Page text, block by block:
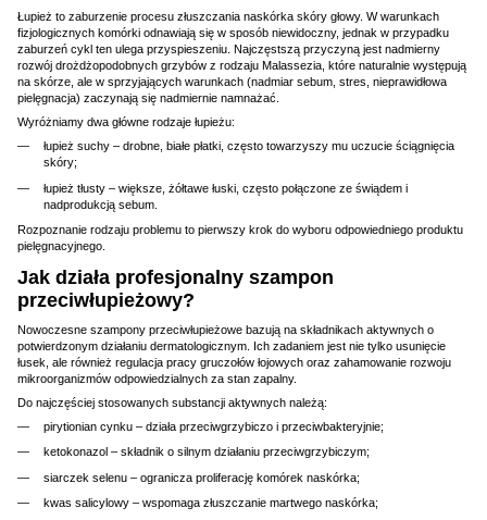
Łupież to zaburzenie procesu złuszczania naskórka skóry głowy. W warunkach
fizjologicznych komórki odnawiają się w sposób niewidoczny, jednak w przypadku
zaburzeń cykl ten ulega przyspieszeniu. Najczęstszą przyczyną jest nadmierny
rozwój drożdżopodobnych grzybów z rodzaju Malassezia, które naturalnie występują
na skórze, ale w sprzyjających warunkach (nadmiar sebum, stres, nieprawidłowa
pielęgnacja) zaczynają się nadmiernie namnażać.
Wyróżniamy dwa główne rodzaje łupieżu:
łupież suchy – drobne, białe płatki, często towarzyszy mu uczucie ściągnięcia
skóry;
łupież tłusty – większe, żółtawe łuski, często połączone ze świądem i
nadprodukcją sebum.
Rozpoznanie rodzaju problemu to pierwszy krok do wyboru odpowiedniego produktu
pielęgnacyjnego.
Jak działa profesjonalny szampon
przeciwłupieżowy?
Nowoczesne szampony przeciwłupieżowe bazują na składnikach aktywnych o
potwierdzonym działaniu dermatologicznym. Ich zadaniem jest nie tylko usunięcie
łusek, ale również regulacja pracy gruczołów łojowych oraz zahamowanie rozwoju
mikroorganizmów odpowiedzialnych za stan zapalny.
Do najczęściej stosowanych substancji aktywnych należą:
pirytionian cynku – działa przeciwgrzybiczo i przeciwbakteryjnie;
ketokonazol – składnik o silnym działaniu przeciwgrzybiczym;
siarczek selenu – ogranicza proliferację komórek naskórka;
kwas salicylowy – wspomaga złuszczanie martwego naskórka;